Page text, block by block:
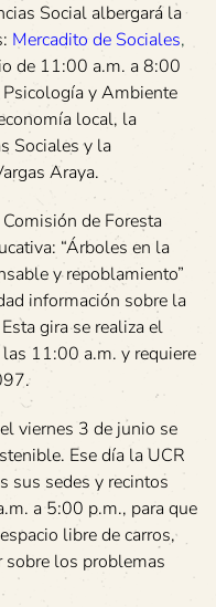
Social albergará la
Mercadito de Sociales,
de 11:00 a.m. a 8:00
y Ambiente
local, la
Sociales y la
Araya.
de Foresta
“Árboles en la
y repoblamiento”
información sobre la
gira se realiza el
11:00 a.m. y requiere
viernes 3 de junio se
Ese día la UCR
sus sedes y recintos
a 5:00 p.m., para que
libre de carros,
los problemas